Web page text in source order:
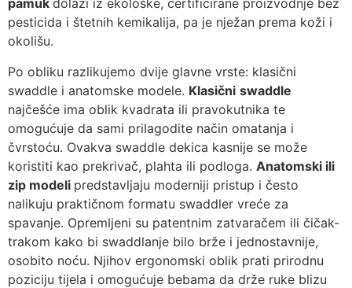
pamuk dolazi iz ekološke, certificirane proizvodnje bez
pesticida i štetnih kemikalija, pa je nježan prema koži i
okolišu.
Po obliku razlikujemo dvije glavne vrste: klasični
swaddle i anatomske modele. Klasični swaddle
najčešće ima oblik kvadrata ili pravokutnika te
omogućuje da sami prilagodite način omatanja i
čvrstoću. Ovakva swaddle dekica kasnije se može
koristiti kao prekrivač, plahta ili podloga. Anatomski ili
zip modeli predstavljaju moderniji pristup i često
nalikuju praktičnom formatu swaddler vreće za
spavanje. Opremljeni su patentnim zatvaračem ili čičak-
trakom kako bi swaddlanje bilo brže i jednostavnije,
osobito noću. Njihov ergonomski oblik prati prirodnu
poziciju tijela i omogućuje bebama da drže ruke blizu